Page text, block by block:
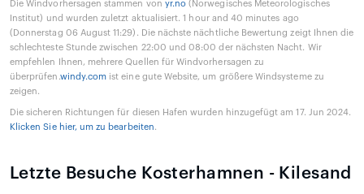
Die Windvorhersagen stammen von yr.no (Norwegisches Meteorologisches
Institut) und wurden zuletzt aktualisiert. 1 hour and 40 minutes ago
(Donnerstag 06 August 11:29). Die nächste nächtliche Bewertung zeigt Ihnen die
schlechteste Stunde zwischen 22:00 und 08:00 der nächsten Nacht. Wir
empfehlen Ihnen, mehrere Quellen für Windvorhersagen zu
überprüfen.windy.com ist eine gute Website, um größere Windsysteme zu
zeigen.
Die sicheren Richtungen für diesen Hafen wurden hinzugefügt am 17. Jun 2024.
Klicken Sie hier, um zu bearbeiten.
Letzte Besuche Kosterhamnen - Kilesand